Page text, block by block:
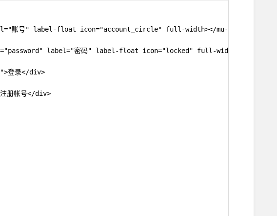
账号" label-float icon="account_circle" full-width></mu-text-field>
label="密码" label-float icon="locked" full-width></mu-
登录</div>
册帐号</div>